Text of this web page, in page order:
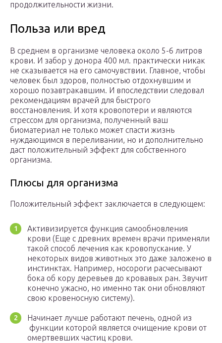
продолжительности жизни.
Польза или вред
В среднем в организме человека около 5-6 литров
крови. И забор у донора 400 мл. практически никак
не сказывается на его самочувствии. Главное, чтобы
человек был здоров, полностью отдохнувшим и
хорошо позавтракавшим. И впоследствии следовал
рекомендациям врачей для быстрого
восстановления. И хотя кровопотери и являются
стрессом для организма, полученный ваш
биоматериал не только может спасти жизнь
нуждающимся в переливании, но и дополнительно
даст положительный эффект для собственного
организма.
Плюсы для организма
Положительный эффект заключается в следующем:
Активизируется функция самообновления
крови (Еще с древних времен врачи применяли
такой способ лечения как кровопускание. У
некоторых видов животных это даже заложено в
инстинктах. Например, носороги расчесывают
бока об кору деревьев до кровавых ран. Звучит
конечно ужасно, но именно так они обновляют
свою кровеносную систему).
Начинает лучше работают печень, одной из
функции которой является очищение крови от
омертвевших частиц крови.